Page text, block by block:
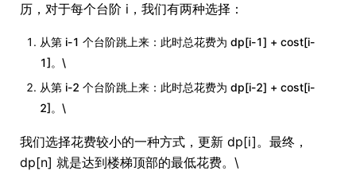
历，对于每个台阶 i，我们有两种选择：
从第 i-1 个台阶跳上来：此时总花费为 dp[i-1] + cost[i-
1]。\
从第 i-2 个台阶跳上来：此时总花费为 dp[i-2] + cost[i-
2]。\
我们选择花费较小的一种方式，更新 dp[i]。最终，
dp[n] 就是达到楼梯顶部的最低花费。\